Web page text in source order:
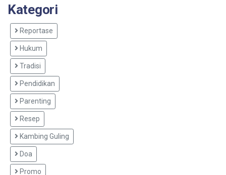
Kategori
Reportase
Hukum
Tradisi
Pendidikan
Parenting
Resep
Kambing Guling
Doa
Promo